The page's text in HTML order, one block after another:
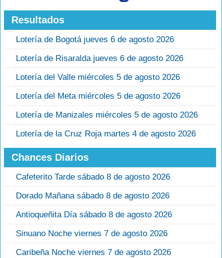
Resultados
Lotería de Bogotá jueves 6 de agosto 2026
Lotería de Risaralda jueves 6 de agosto 2026
Lotería del Valle miércoles 5 de agosto 2026
Lotería del Meta miércoles 5 de agosto 2026
Lotería de Manizales miércoles 5 de agosto 2026
Lotería de la Cruz Roja martes 4 de agosto 2026
Chances Diarios
Cafeterito Tarde sábado 8 de agosto 2026
Dorado Mañana sábado 8 de agosto 2026
Antioqueñita Día sábado 8 de agosto 2026
Sinuano Noche viernes 7 de agosto 2026
Caribeña Noche viernes 7 de agosto 2026